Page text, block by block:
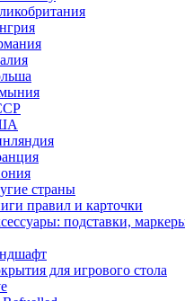
страны
правил и карточки
подставки,
для игрового стола